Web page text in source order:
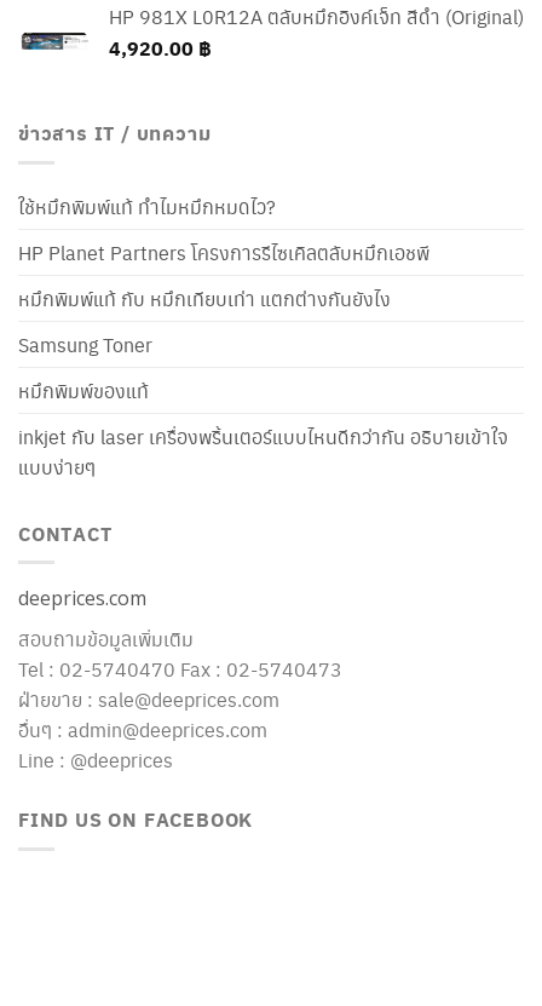
HP 981X L0R12A ตลับหมึกอิงค์เจ็ท สีดำ (Original)
4,920.00 ฿
ข่าวสาร IT / บทความ
ใช้หมึกพิมพ์แท้ ทำไมหมึกหมดไว?
HP Planet Partners โครงการรีไซเคิลตลับหมึกเอชพี
หมึกพิมพ์แท้ กับ หมึกเทียบเท่า แตกต่างกันยังไง
Samsung Toner
หมึกพิมพ์ของแท้
inkjet กับ laser เครื่องพริ้นเตอร์แบบไหนดีกว่ากัน อธิบายเข้าใจ
แบบง่ายๆ
CONTACT
deeprices.com
สอบถามข้อมูลเพิ่มเติม
Tel : 02-5740470 Fax : 02-5740473
ฝ่ายขาย : sale@deeprices.com
อื่นๆ : admin@deeprices.com
Line : @deeprices
FIND US ON FACEBOOK